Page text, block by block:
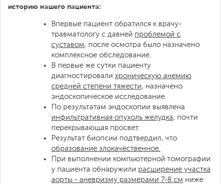
историю нашего пациента:
Впервые пациент обратился к врачу-
травматологу с давней проблемой с
суставом, после осмотра было назначено
комплексное обследование.
В первые же сутки пациенту
диагностировали хроническую анемию
средней степени тяжести, назначено
эндоскопическое исследование.
По результатам эндоскопии выявлена
инфильтративная опухоль желудка, почти
перекрывающая просвет.
Результат биопсии подтвердил, что
образование злокачественное.
При выполнении компьютерной томографии
у пациента обнаружили расширение участка
аорты - аневризму размерами 7-8 см ниже